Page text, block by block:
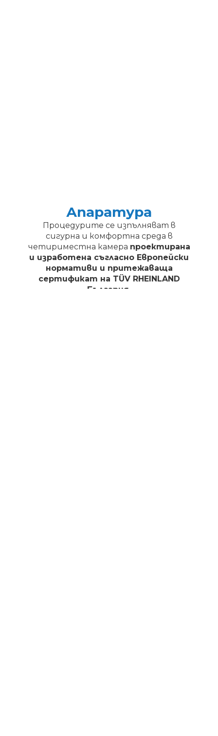
Апаратура
Процедурите се изпълняват в
сигурна и комфортна среда в
четириместна камера проектирана
и изработена съгласно Европейски
нормативи и притежаваща
сертификат на TÜV RHEINLAND
България.